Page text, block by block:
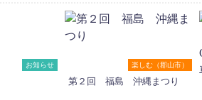
お知らせ 楽しむ（郡山市）
第２回 福島 沖縄まつり